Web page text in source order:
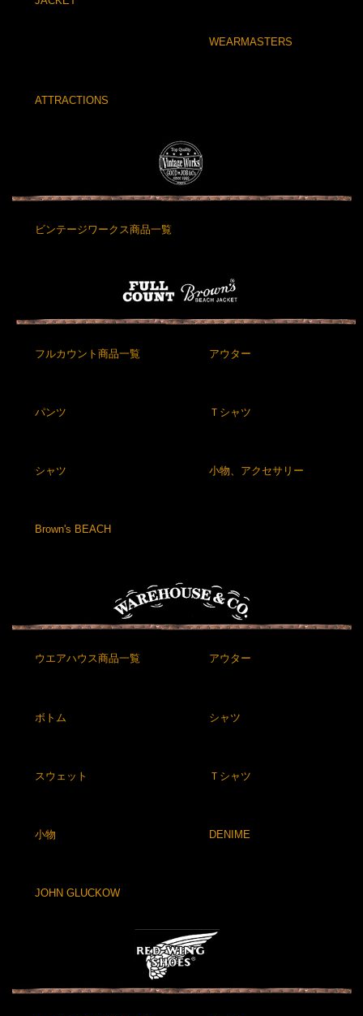
WEARMASTERS
ATTRACTIONS
ビンテージワークス商品一覧
フルカウント商品一覧 アウター
パンツ Ｔシャツ
シャツ 小物、アクセサリー
Brown's BEACH
ウエアハウス商品一覧 アウター
ボトム シャツ
スウェット Ｔシャツ
小物 DENIME
JOHN GLUCKOW